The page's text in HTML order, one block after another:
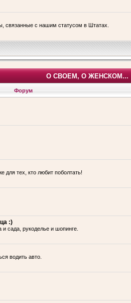
связанные с нашим статусом в Штатах.
О СВОЕМ, О ЖЕНСКОМ...
Форум
тех, кто любит поболтать!
:)
сада, рукоделье и шопинге.
водить авто.